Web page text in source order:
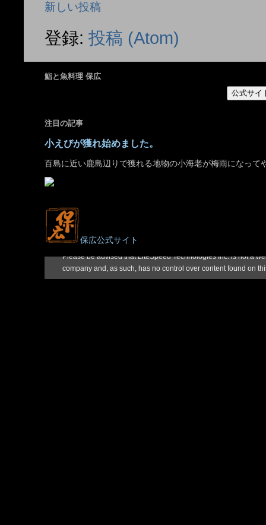
新しい投稿
登録: 投稿 (Atom)
鮨と魚料理 保広
公式サイ
注目の記事
小えびが獲れ始めました。
百島に近い鹿島辺りで獲れる地物の小海老が梅雨になって
保広公式サイト